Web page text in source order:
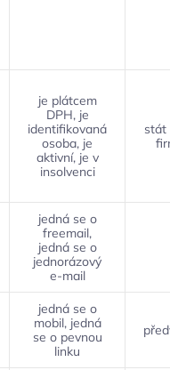
je plátcem
DPH, je
identifikovaná
osoba, je
aktivní, je v
insolvenci
stát
jedná se o
freemail,
jedná se o
jednorázový
e-mail
jedná se o
mobil, jedná
se o pevnou
linku